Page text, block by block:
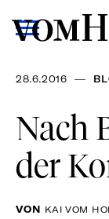
28.6.2016 —
Nach
der
VON KAI VOM